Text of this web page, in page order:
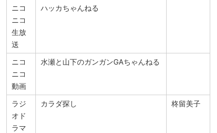
ニコ
ニコ
生放
送
ハッカちゃんねる
ニコ
ニコ
動画
水瀬と山下のガンガンGAちゃんねる
ラジ
オド
ラマ
カラダ探し 柊留美子